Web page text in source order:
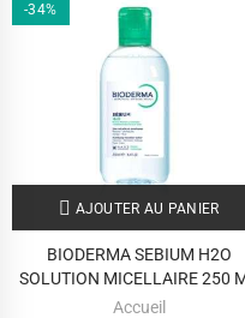
-34%
AJOUTER AU PANIER
BIODERMA SEBIUM H2O
SOLUTION MICELLAIRE 250
Accueil